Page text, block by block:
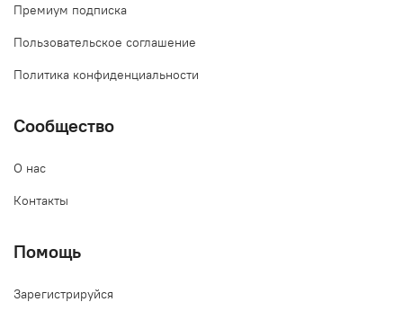
Премиум подписка
Пользовательское соглашение
Политика конфиденциальности
Сообщество
О нас
Контакты
Помощь
Зарегистрируйся